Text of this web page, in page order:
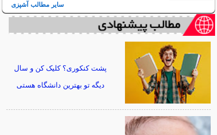
سایر مطالب آشپزی
پشت کنکوری؟ کلیک کن و سال
دیگه تو بهترین دانشگاه هستی